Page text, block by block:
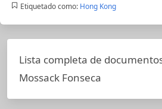
Etiquetado como: Hong Kong
Lista completa de
Mossack Fonseca